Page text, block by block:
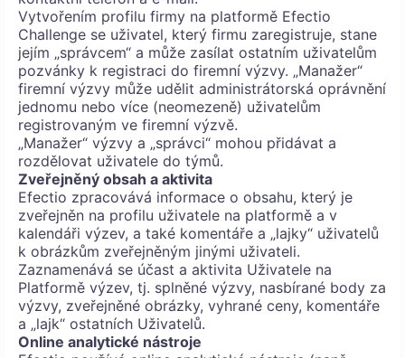
Vytvořením profilu firmy na platformě Efectio
Challenge se uživatel, který firmu zaregistruje, stane
jejím „správcem“ a může zasílat ostatním uživatelům
pozvánky k registraci do firemní výzvy. „Manažer“
firemní výzvy může udělit administrátorská oprávnění
jednomu nebo více (neomezeně) uživatelům
registrovaným ve firemní výzvě.
„Manažer“ výzvy a „správci“ mohou přidávat a
rozdělovat uživatele do týmů.
Zveřejněný obsah a aktivita
Efectio zpracovává informace o obsahu, který je
zveřejněn na profilu uživatele na platformě a v
kalendáři výzev, a také komentáře a „lajky“ uživatelů
k obrázkům zveřejněným jinými uživateli.
Zaznamenává se účast a aktivita Uživatele na
Platformě výzev, tj. splněné výzvy, nasbírané body za
výzvy, zveřejněné obrázky, vyhrané ceny, komentáře
a „lajk“ ostatních Uživatelů.
Online analytické nástroje